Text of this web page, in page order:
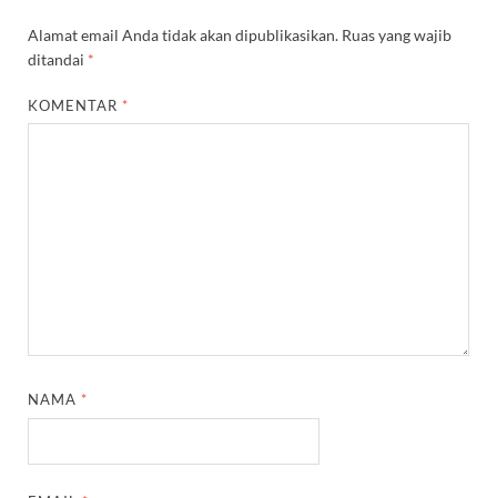
Alamat email Anda tidak akan dipublikasikan. Ruas yang wajib
ditandai *
KOMENTAR *
NAMA *